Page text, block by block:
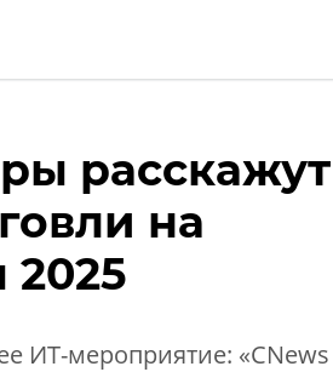
расскажут
на
2025
ИТ-мероприятие: «CNews